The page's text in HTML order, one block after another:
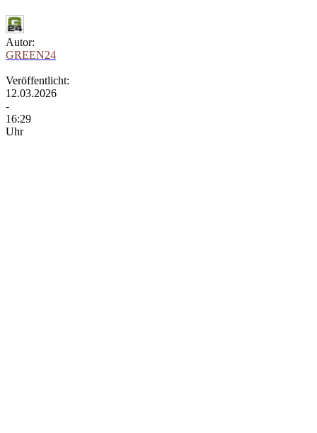
Autor:
GREEN24
Veröffentlicht:
12.03.2026
-
16:29
Uhr